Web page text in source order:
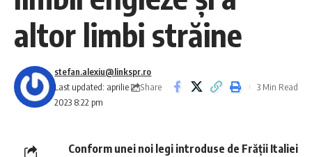
altor limbi străine
Last updated: aprilie 2,
2023 8:22 pm
stefan.alexiu@linkspr.ro
Share
3 Min Read
Conform unei noi legi introduse de Frății Italiei